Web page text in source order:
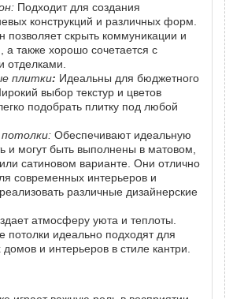
Подходит для создания
конструкций и различных форм.
позволяет скрыть коммуникации и
а также хорошо сочетается с
отделками.
плитки: Идеальны для бюджетного
выбор текстур и цветов
подобрать плитку под любой
Обеспечивают идеальную
и могут быть выполнены в матовом,
сатиновом варианте. Они отлично
современных интерьеров и
различные дизайнерские
атмосферу уюта и теплоты.
потолки идеально подходят для
и интерьеров в стиле кантри.